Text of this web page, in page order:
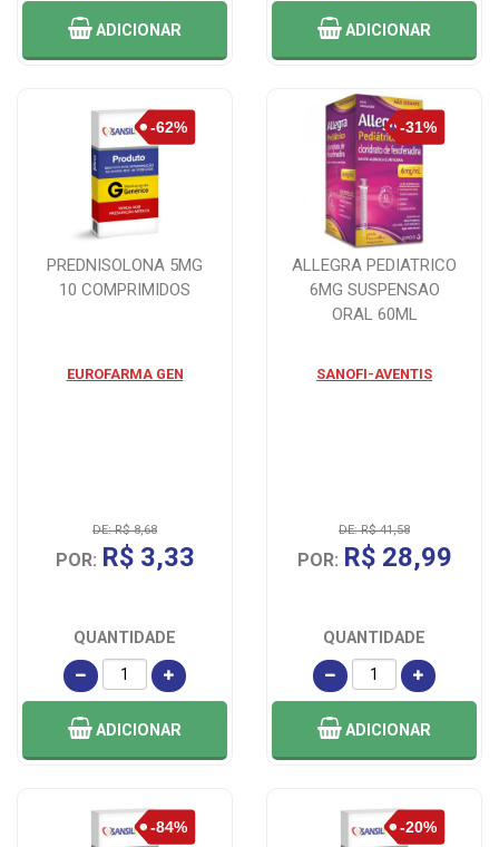
ADICIONAR ADICIONAR
PREDNISOLONA 5MG
10 COMPRIMIDOS
EUROFARMA GEN
DE: R$ 8,68
POR: R$ 3,33
QUANTIDADE
ADICIONAR
ALLEGRA PEDIATRICO
6MG SUSPENSAO
ORAL 60ML
SANOFI-AVENTIS
DE: R$ 41,58
POR: R$ 28,99
QUANTIDADE
ADICIONAR